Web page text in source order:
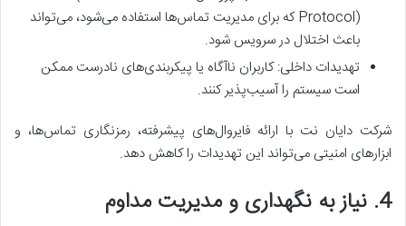
Protocol) که برای مدیریت تماس‌ها استفاده می‌شود، می‌تواند
باعث اختلال در سرویس شود.
تهدیدات داخلی: کاربران ناآگاه یا پیکربندی‌های نادرست ممکن
است سیستم را آسیب‌پذیر کنند.
شرکت دایان نت با ارائه فایروال‌های پیشرفته، رمزنگاری تماس‌ها، و
ابزارهای امنیتی می‌تواند این تهدیدات را کاهش دهد.
4. نیاز به نگهداری و مدیریت مداوم